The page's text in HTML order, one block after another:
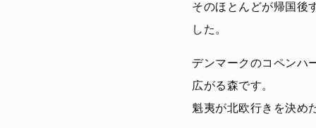
そのほとんどが帰国後
した。
デンマークのコペンハ
広がる森です。
魁夷が北欧行きを決め